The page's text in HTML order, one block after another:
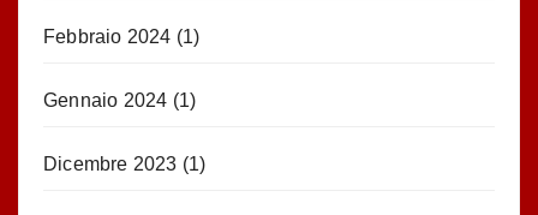
Febbraio 2024 (1)
Gennaio 2024 (1)
Dicembre 2023 (1)